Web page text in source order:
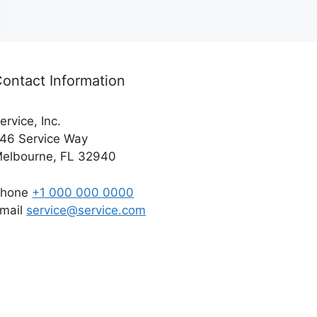
Information
Inc.
Service Way
FL 32940
+1 000 000 0000
service@service.com